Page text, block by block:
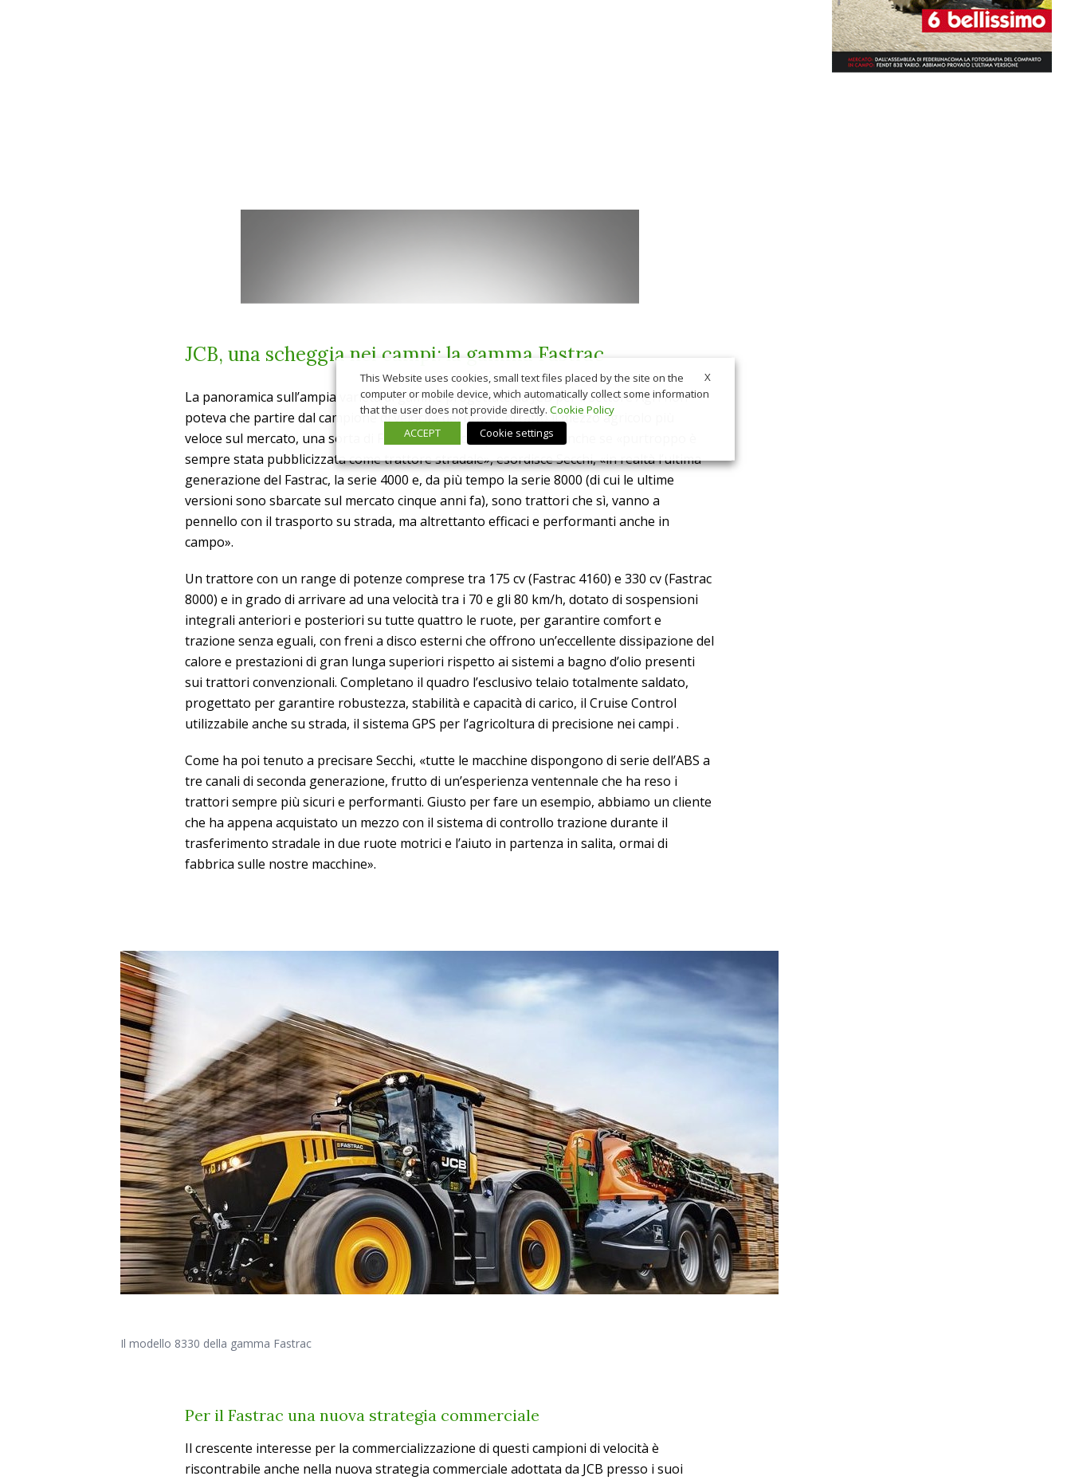
JCB, una scheggia nei campi: la gamma Fastrac
La panoramica sull’ampia varietà di gamme progettate da JCB per il settore Agri non
poteva che partire dal campione di velocità del brand, di fatto il mezzo agricolo più
veloce sul mercato, una sorta di Formula 1 dei campi:il Fastrac . Anche se «purtroppo è
sempre stata pubblicizzata come trattore stradale», esordisce Secchi, «in realtà l’ultima
generazione del Fastrac, la serie 4000 e, da più tempo la serie 8000 (di cui le ultime
versioni sono sbarcate sul mercato cinque anni fa), sono trattori che sì, vanno a
pennello con il trasporto su strada, ma altrettanto efficaci e performanti anche in
campo».
Un trattore con un range di potenze comprese tra 175 cv (Fastrac 4160) e 330 cv (Fastrac
8000) e in grado di arrivare ad una velocità tra i 70 e gli 80 km/h, dotato di sospensioni
integrali anteriori e posteriori su tutte quattro le ruote, per garantire comfort e
trazione senza eguali, con freni a disco esterni che offrono un’eccellente dissipazione del
calore e prestazioni di gran lunga superiori rispetto ai sistemi a bagno d’olio presenti
sui trattori convenzionali. Completano il quadro l’esclusivo telaio totalmente saldato,
progettato per garantire robustezza, stabilità e capacità di carico, il Cruise Control
utilizzabile anche su strada, il sistema GPS per l’agricoltura di precisione nei campi .
Come ha poi tenuto a precisare Secchi, «tutte le macchine dispongono di serie dell’ABS a
tre canali di seconda generazione, frutto di un’esperienza ventennale che ha reso i
trattori sempre più sicuri e performanti. Giusto per fare un esempio, abbiamo un cliente
che ha appena acquistato un mezzo con il sistema di controllo trazione durante il
trasferimento stradale in due ruote motrici e l’aiuto in partenza in salita, ormai di
fabbrica sulle nostre macchine».
Il modello 8330 della gamma Fastrac
Per il Fastrac una nuova strategia commerciale
Il crescente interesse per la commercializzazione di questi campioni di velocità è
riscontrabile anche nella nuova strategia commerciale adottata da JCB presso i suoi
X
This Website uses cookies, small text files placed by the site on the
computer or mobile device, which automatically collect some information
that the user does not provide directly. Cookie Policy
ACCEPT
Cookie settings